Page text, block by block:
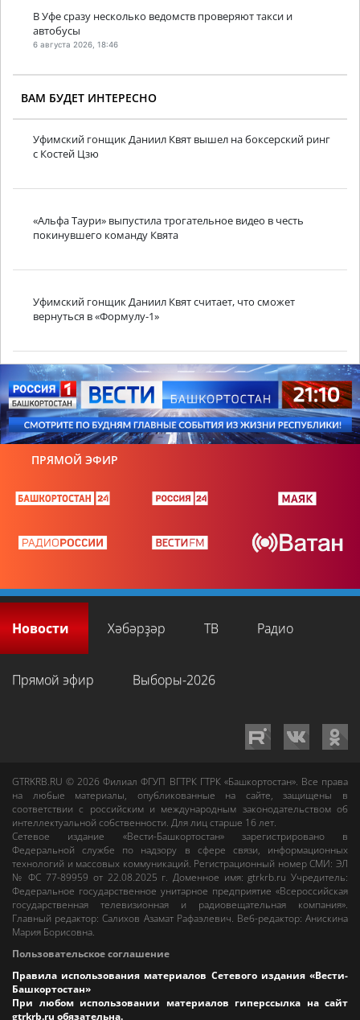
В Уфе сразу несколько ведомств проверяют такси и
автобусы
6 августа 2026, 18:46
ВАМ БУДЕТ ИНТЕРЕСНО
Уфимский гонщик Даниил Квят вышел на боксерский ринг
с Костей Цзю
«Альфа Таури» выпустила трогательное видео в честь
покинувшего команду Квята
Уфимский гонщик Даниил Квят считает, что сможет
вернуться в «Формулу-1»
ПРЯМОЙ ЭФИР
Новости Хәбәрҙәр ТВ Радио
Прямой эфир Выборы-2026
GTRKRB.RU © 2026Филиал ФГУП ВГТРК ГТРК «Башкортостан». Все права
на любые материалы, опубликованные на сайте, защищены в
соответствии с российским и международным законодательством об
интеллектуальной собственности. Для лиц старше 16 лет.
Сетевое издание «Вести-Башкортостан»зарегистрировано в
Федеральной службе по надзору в сфере связи, информационных
технологий и массовых коммуникаций. Регистрационный номер СМИ: ЭЛ
№ ФС 77-89959 от 22.08.2025 г. Доменное имя:gtrkrb.ru Учредитель:
Федеральное государственное унитарное предприятие «Всероссийская
государственная телевизионная и радиовещательная компания».
Главный редактор:Салихов Азамат Рафаэлевич. Веб-редактор:Анискина
Мария Борисовна.
Пользовательское соглашение
Правила использования материалов Сетевого издания «Вести-
Башкортостан»
При любом использовании материалов гиперссылка на сайт
gtrkrb.ru обязательна.